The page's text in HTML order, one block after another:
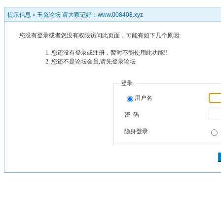
提示信息 » 玉兔论坛 请大家记好：www.008408.xyz
您没有登录或者您没有权限访问此页面，可能有如下几个原因:
您还没有登录或注册，暂时不能使用此功能!!
您还不是论坛会员,请先登录论坛
登录
用户名
密 码
隐身登录